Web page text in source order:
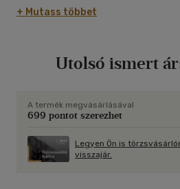
végig a magyarság hosszú és
honfoglalástól napjainkig! Mikor
élhettek Erdélyben békében a
+ Mutass többet
Utolsó ismert
A termék megvásárlásával
699 pontot szerezhet
Legyen Ön is
visszajár.